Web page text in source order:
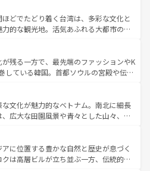
だ。 なお、新着のアメリカ
一覧を参照してほしい。
で訪れる人々を迎えてくれるハワイの
カルフードやハワイアンミュージッ
ンスなど、すべてがハワイの魅力を彩
なお、新着のハワイ情報
を参照してほしい。
央部にそびえるウルル（エアーズロッ
美しい原生林やケアンズの熱帯雨林な
さん。また、カフェやワイン、オージ
ィも充実しており、サーフィンやダイ
など、アウトドア好きにはたまらな
の多彩な魅力を存分に味わいつくそ
どでたどり着く台湾は、多彩な文化と
的な観光地。活気あふれる大都市の台
地帯である台湾東部など、都市の喧騒
存しており、訪れる人に新しい発見と
れる。また、奥深い台湾の食文化も魅
スイーツなど、バラエティ豊かな料理
える。 なお、新着の台湾情報は コンテンツ一覧を参
残る一方で、最先端のファッションやK
している韓国。首都ソウルの宮殿や伝統
せば四季折々の自然美を楽しむことが
ムチや焼肉、絶品のストリートフード
韓国料理が待っている。夜には、韓国な
ら、韓国の多彩な魅力を心ゆくまで味
わってみてほしい。 なお、新着の韓国情報はコンテンツ一
い。
文化が魅力的なベトナム。南北に細長
、広大な田園風景や青々とした山々、世
統が息づく。ハノイの古い町並みやホ
ス統治時代の建物も、独特の雰囲気を
た、バラエティの豊かさとおいしさで
に位置する豊かな自然と歴史が息づく
は高層ビルが立ち並ぶ一方、伝統的な